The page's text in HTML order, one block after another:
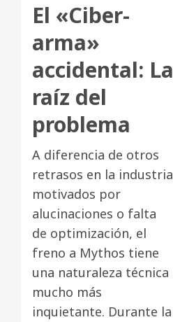
El «Ciber-
arma»
accidental: La
raíz del
problema
A diferencia de otros
retrasos en la industria
motivados por
alucinaciones o falta
de optimización, el
freno a Mythos tiene
una naturaleza técnica
mucho más
inquietante. Durante la